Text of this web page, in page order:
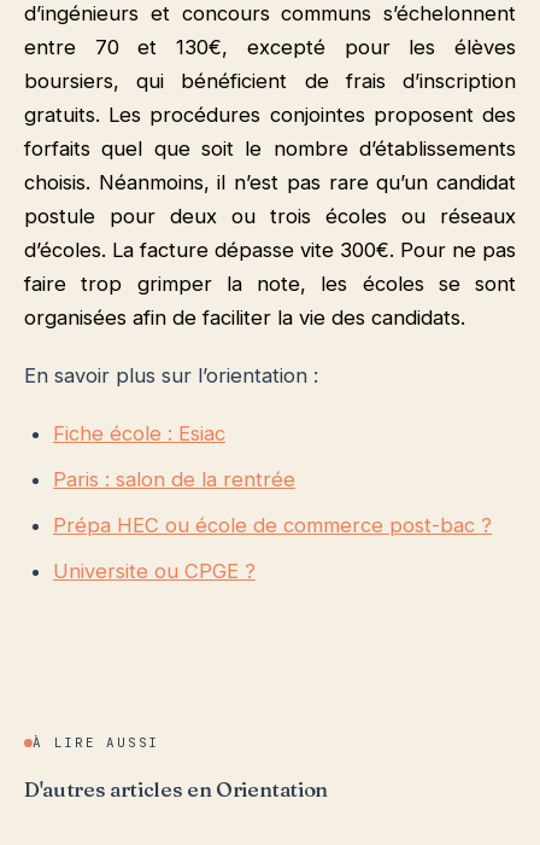
d’ingénieurs et concours communs s’échelonnent
entre 70 et 130€, excepté pour les élèves
boursiers, qui bénéficient de frais d’inscription
gratuits. Les procédures conjointes proposent des
forfaits quel que soit le nombre d’établissements
choisis. Néanmoins, il n’est pas rare qu’un candidat
postule pour deux ou trois écoles ou réseaux
d’écoles. La facture dépasse vite 300€. Pour ne pas
faire trop grimper la note, les écoles se sont
organisées afin de faciliter la vie des candidats.
En savoir plus sur l’orientation :
Fiche école : Esiac
Paris : salon de la rentrée
Prépa HEC ou école de commerce post-bac ?
Universite ou CPGE ?
À LIRE AUSSI
D'autres articles en Orientation